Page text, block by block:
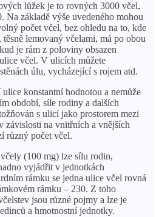
lůžek je to rovných 3000 včel,
Na základě výše uvedeného mohou
počet včel, bez ohledu na to, kde
lemovaný včelami, má po obou
je rám z poloviny obsazen
včel. V ulicích můžete
úlu, vycházející s rojem atd.
konstantní hodnotou a nemůže
období, síle rodiny a dalších
s ulicí jako prostorem mezi
závislosti na vnitřních a vnějších
různý počet včel.
(100 mg) lze sílu rodin,
vyjádřit v jednotkách
rámku se jedna ulice včel rovná
rámku – 230. Z toho
jsou různé pojmy a lze je
a hmotnostní jednotky.